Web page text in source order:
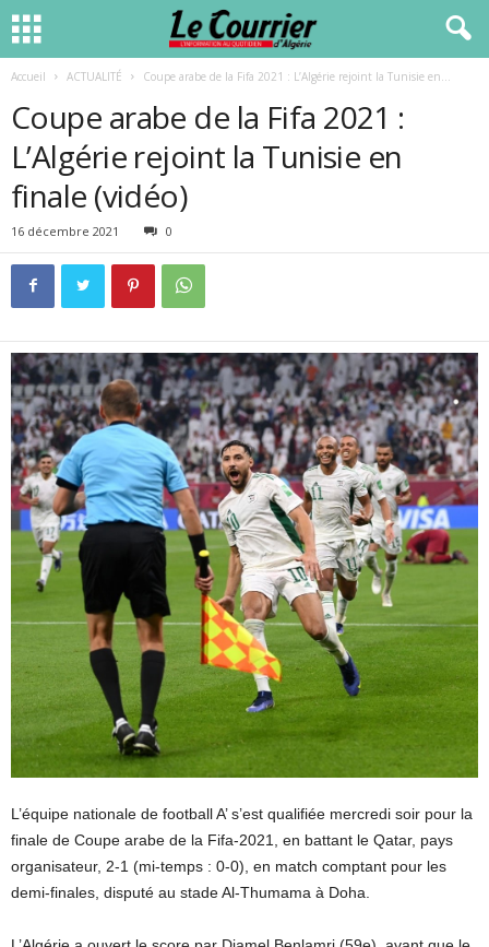
Accueil ACTUALITÉ Coupe arabe de la Fifa 2021 : L’Algérie rejoint la Tunisie en...
Coupe arabe de la Fifa 2021 :
L’Algérie rejoint la Tunisie en
finale (vidéo)
16 décembre 2021 0
L’équipe nationale de football A’ s’est qualifiée mercredi soir pour la
finale de Coupe arabe de la Fifa-2021, en battant le Qatar, pays
organisateur, 2-1 (mi-temps : 0-0), en match comptant pour les
demi-finales, disputé au stade Al-Thumama à Doha.